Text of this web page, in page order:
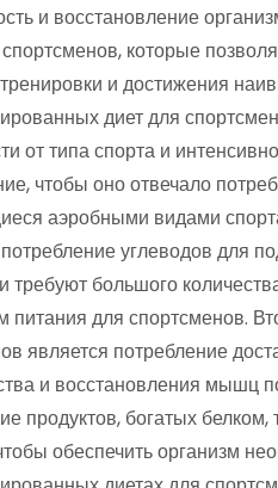
и восстановление
которые
и достижения
диет для
от типа спорта и
чтобы оно отвечало
аэробными видами
углеводов для
требуют большого
питания для спортсменов.
является потребление
и восстановления мышц
продуктов, богатых
обеспечить организм